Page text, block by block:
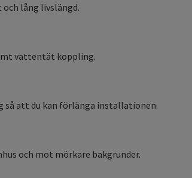
lång livslängd.
vattentät koppling.
att du kan förlänga installationen.
och mot mörkare bakgrunder.